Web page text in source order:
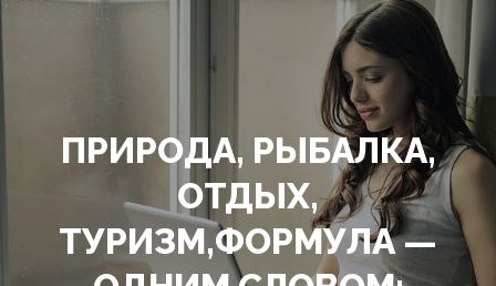
ПРИРОДА, РЫБАЛКА,
ОТДЫХ,
ТУРИЗМ,ФОРМУЛА —